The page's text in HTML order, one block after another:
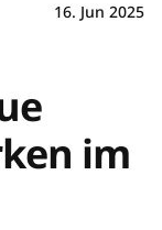
16. Jun 2025
im